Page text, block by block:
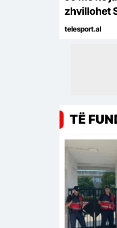
zhvillohet
vende
telesport.al
TË